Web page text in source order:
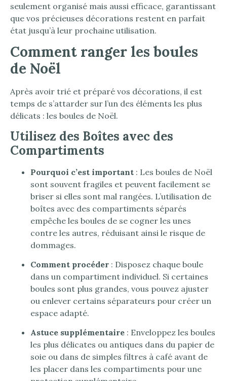
seulement organisé mais aussi efficace, garantissant
que vos précieuses décorations restent en parfait
état jusqu’à leur prochaine utilisation.
Comment ranger les boules
de Noël
Après avoir trié et préparé vos décorations, il est
temps de s’attarder sur l’un des éléments les plus
délicats : les boules de Noël.
Utilisez des Boîtes avec des
Compartiments
Pourquoi c’est important : Les boules de Noël
sont souvent fragiles et peuvent facilement se
briser si elles sont mal rangées. L’utilisation de
boîtes avec des compartiments séparés
empêche les boules de se cogner les unes
contre les autres, réduisant ainsi le risque de
dommages.
Comment procéder : Disposez chaque boule
dans un compartiment individuel. Si certaines
boules sont plus grandes, vous pouvez ajuster
ou enlever certains séparateurs pour créer un
espace adapté.
Astuce supplémentaire : Enveloppez les boules
les plus délicates ou antiques dans du papier de
soie ou dans de simples filtres à café avant de
les placer dans les compartiments pour une